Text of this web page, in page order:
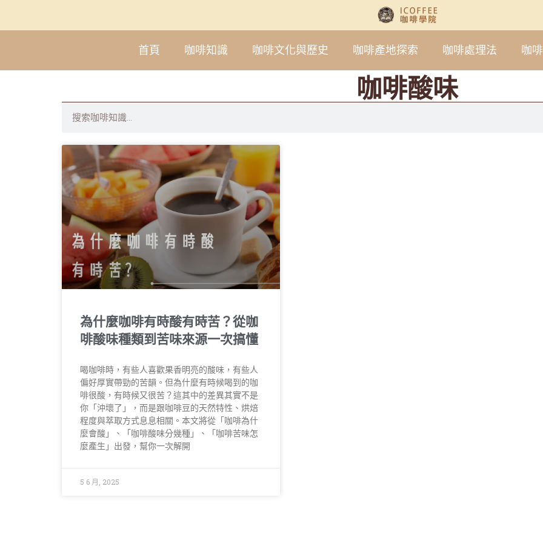
首頁 咖啡知識 咖啡文化與歷史 咖啡產地探索 咖啡處理法 咖
咖啡酸味
為什麼咖啡有時酸有時苦？從咖
啡酸味種類到苦味來源一次搞懂
喝咖啡時，有些人喜歡果香明亮的酸味，有些人
偏好厚實帶勁的苦韻。但為什麼有時候喝到的咖
啡很酸，有時候又很苦？這其中的差異其實不是
你「沖壞了」，而是跟咖啡豆的天然特性、烘焙
程度與萃取方式息息相關。本文將從「咖啡為什
麼會酸」、「咖啡酸味分幾種」、「咖啡苦味怎
麼產生」出發，幫你一次解開
5 6 月, 2025